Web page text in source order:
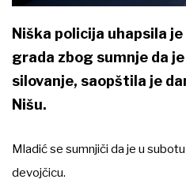
Niška policija uhapsila
grada zbog sumnje da
silovanje, saopštila je
Nišu.
Mladić se sumnjiči da je u
devojčicu.